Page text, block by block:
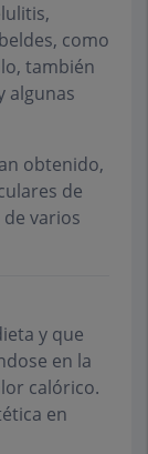
como
también
algunas
obtenido,
de
varios
y que
en la
calórico.
en